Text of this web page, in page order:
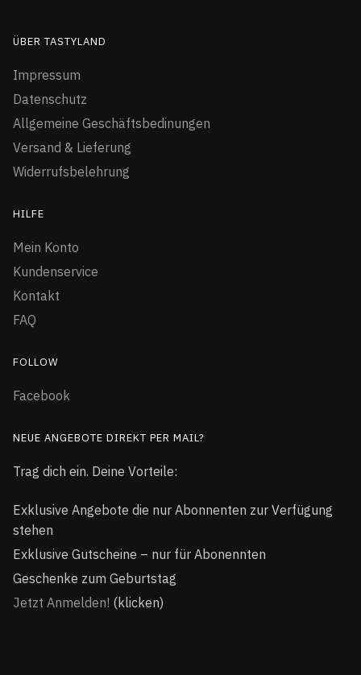
ÜBER TASTYLAND
Impressum
Datenschutz
Allgemeine Geschäftsbedinungen
Versand & Lieferung
Widerrufsbelehrung
HILFE
Mein Konto
Kundenservice
Kontakt
FAQ
FOLLOW
Facebook
NEUE ANGEBOTE DIREKT PER MAIL?
Trag dich ein. Deine Vorteile:
Exklusive Angebote die nur Abonnenten zur Verfügung
stehen
Exklusive Gutscheine – nur für Abonennten
Geschenke zum Geburtstag
Jetzt Anmelden! (klicken)